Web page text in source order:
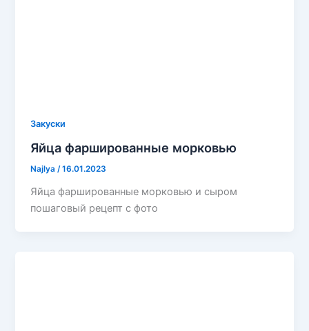
Закуски
Яйца фаршированные морковью
Najlya/16.01.2023
Яйца фаршированные морковью и сыром
пошаговый рецепт с фото